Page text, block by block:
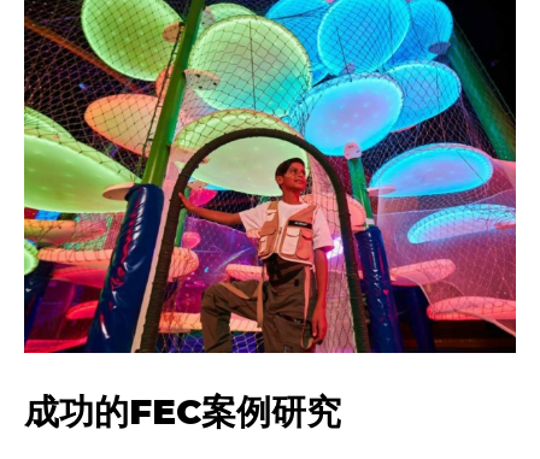
成功的FEC案例研究